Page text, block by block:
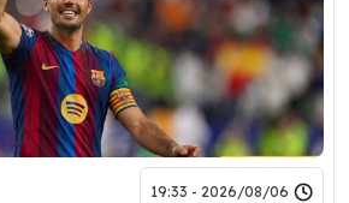
2026/08/06 - 19:33